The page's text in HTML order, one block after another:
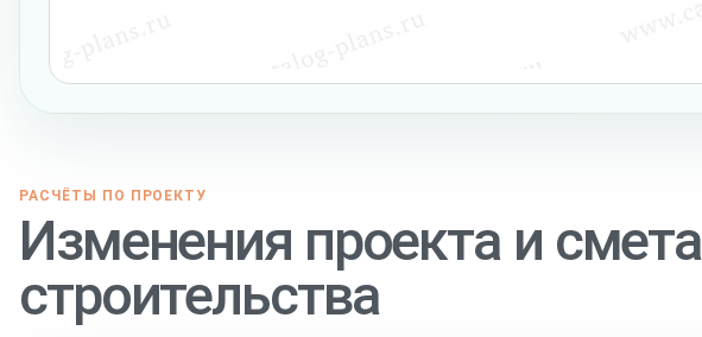
РАСЧЁТЫ ПО ПРОЕКТУ
Изменения проекта и смета
строительства